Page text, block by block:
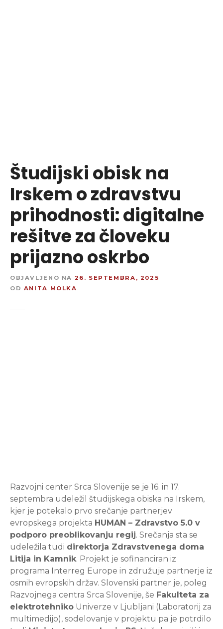
Študijski obisk na
Irskem o zdravstvu
prihodnosti: digitalne
rešitve za človeku
prijazno oskrbo
OBJAVLJENO NA 26. SEPTEMBRA, 2025
OD ANITA MOLKA
Razvojni center Srca Slovenije se je 16. in 17.
septembra udeležil študijskega obiska na Irskem,
kjer je potekalo prvo srečanje partnerjev
evropskega projekta HUMAN – Zdravstvo 5.0 v
podporo preoblikovanju regij. Srečanja sta se
udeležila tudi direktorja Zdravstvenega doma
Litija in Kamnik. Projekt je sofinanciran iz
programa Interreg Europe in združuje partnerje iz
osmih evropskih držav. Slovenski partner je, poleg
Razvojnega centra Srca Slovenije, še Fakulteta za
elektrotehniko Univerze v Ljubljani (Laboratorij za
multimedijo), sodelovanje v projektu pa je potrdilo